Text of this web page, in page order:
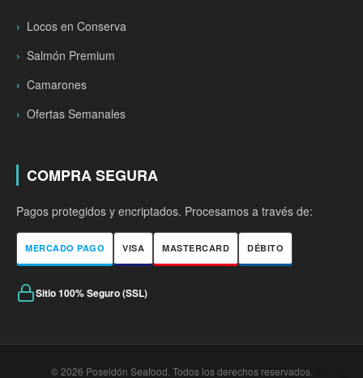
Locos en Conserva
Salmón Premium
Camarones
Ofertas Semanales
COMPRA SEGURA
Pagos protegidos y encriptados. Procesamos a través de:
MERCADO PAGO VISA MASTERCARD DÉBITO
Sitio 100% Seguro (SSL)
© 2026 Poseidón Seafood. Todos los derechos reservados.